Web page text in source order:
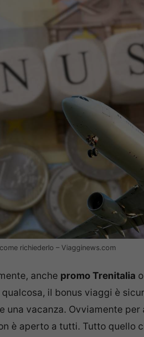
richiederlo – Viagginews.com
anche promo Trenitalia
il bonus viaggi è
una vacanza. Ovviamente per
è aperto a tutti. Tutto quello